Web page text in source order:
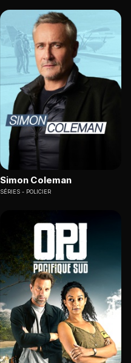
Simon Coleman
SÉRIES POLICIER